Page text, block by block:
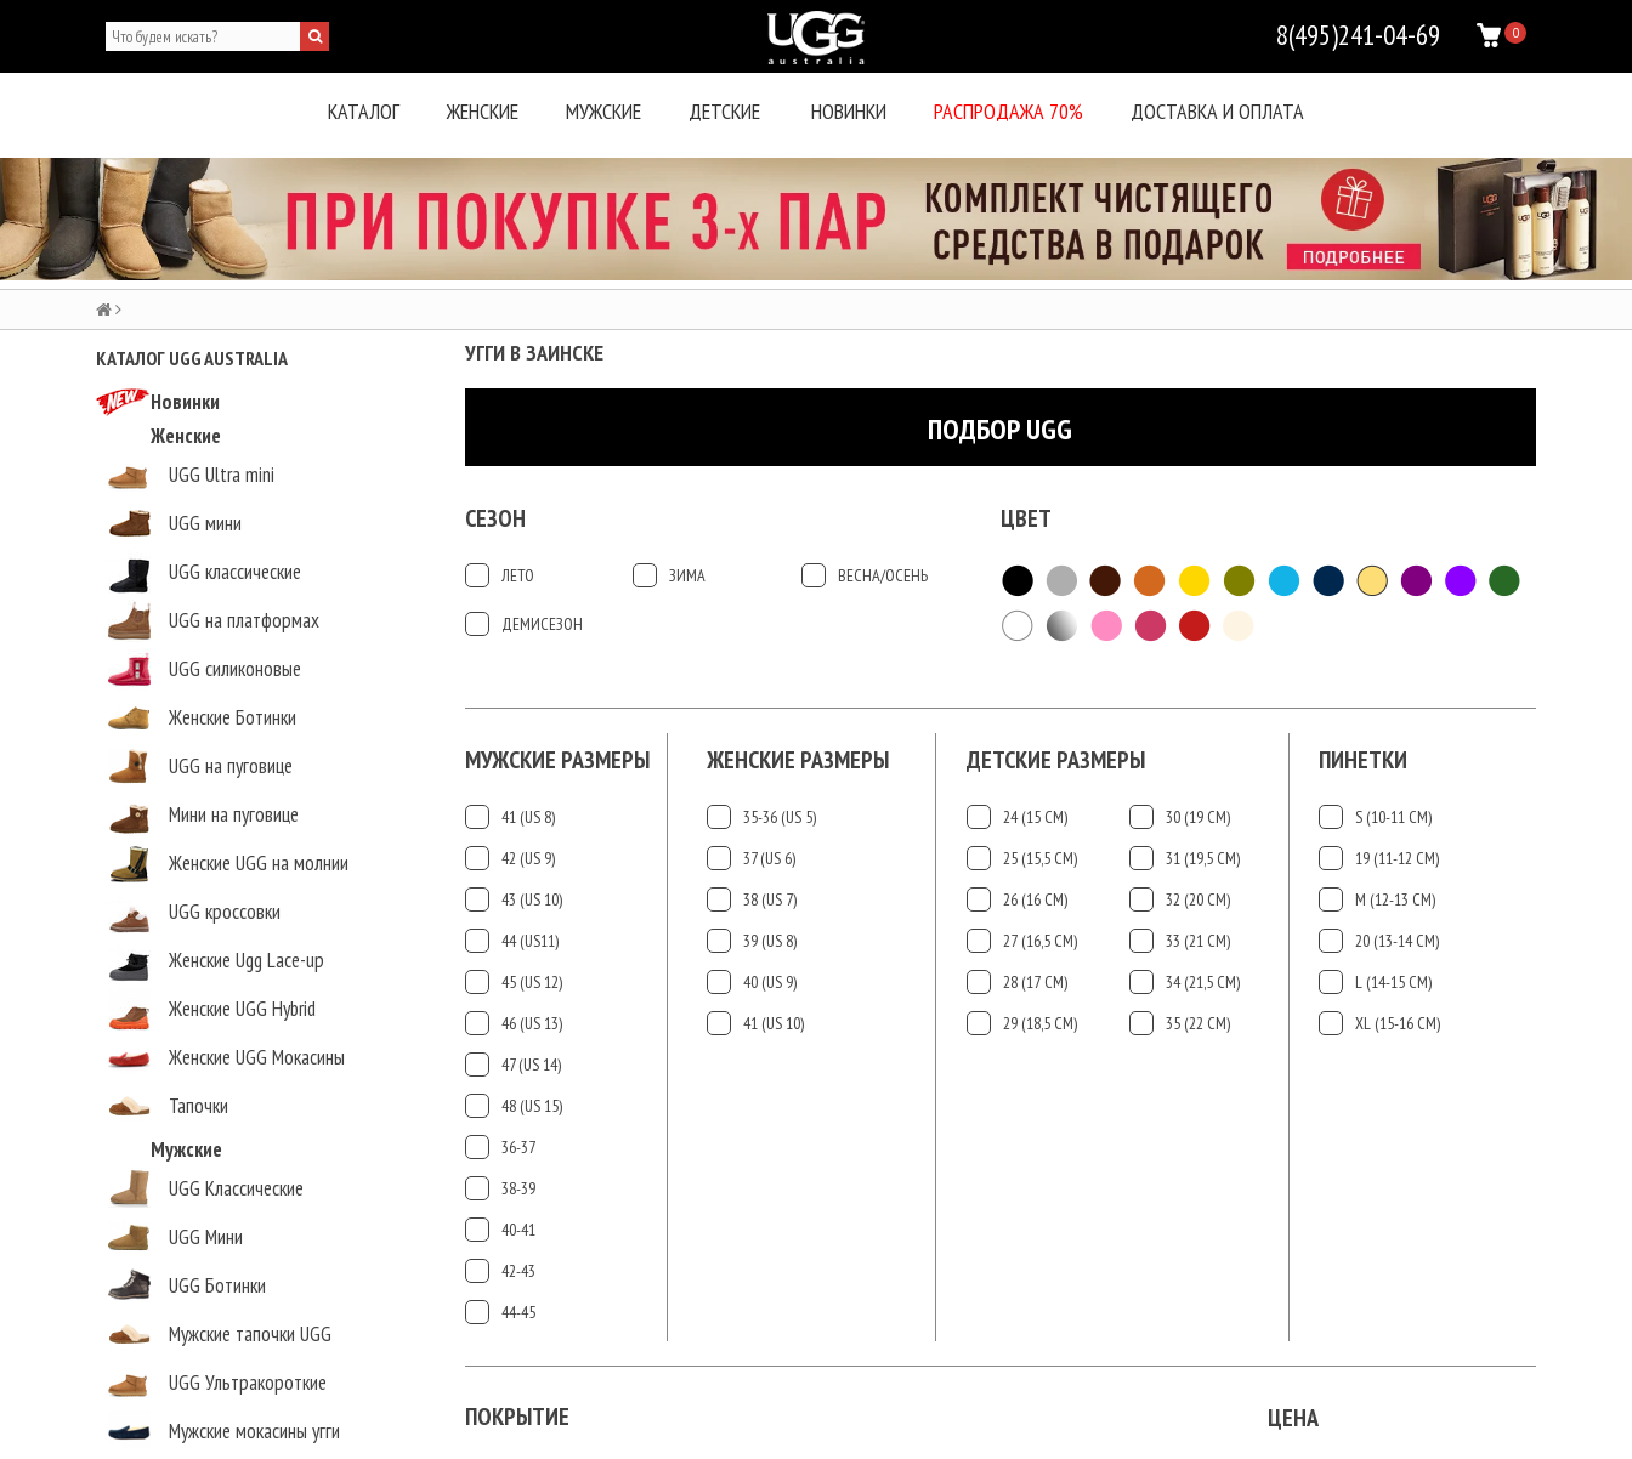
0
8(495)241-04-69
КАТАЛОГ ЖЕНСКИЕ МУЖСКИЕ ДЕТСКИЕ НОВИНКИ РАСПРОДАЖА 70% ДОСТАВКА И ОПЛАТА
КАТАЛОГ UGG AUSTRALIA
Новинки
Женские
UGG Ultra mini
UGG мини
UGG классические
UGG на платформах
UGG силиконовые
Женские Ботинки
UGG на пуговице
Мини на пуговице
Женские UGG на молнии
UGG кроссовки
Женские Ugg Lace-up
Женские UGG Hybrid
Женские UGG Мокасины
Тапочки
Мужские
UGG Классические
UGG Мини
UGG Ботинки
Мужские тапочки UGG
UGG Ультракороткие
Мужские мокасины угги
УГГИ В ЗАИНСКЕ
ПОДБОР UGG
СЕЗОН
ЛЕТО ЗИМА ВЕСНА/ОСЕНЬ
ДЕМИСЕЗОН
ЦВЕТ
ПИНЕТКИ
S (10-11 СМ)
19 (11-12 СМ)
М (12-13 СМ)
20 (13-14 СМ)
L (14-15 CМ)
ХL (15-16 CМ)
ДЕТСКИЕ РАЗМЕРЫ
24 (15 СМ)
25 (15,5 СМ)
26 (16 СМ)
27 (16,5 СМ)
28 (17 СМ)
29 (18,5 СМ)
30 (19 СМ)
31 (19,5 СМ)
32 (20 СМ)
33 (21 СМ)
34 (21,5 СМ)
35 (22 СМ)
ЖЕНСКИЕ РАЗМЕРЫ
35-36 (US 5)
37 (US 6)
38 (US 7)
39 (US 8)
40 (US 9)
41 (US 10)
МУЖСКИЕ РАЗМЕРЫ
41 (US 8)
42 (US 9)
43 (US 10)
44 (US11)
45 (US 12)
46 (US 13)
47 (US 14)
48 (US 15)
36-37
38-39
40-41
42-43
44-45
ПОКРЫТИЕ ЦЕНА